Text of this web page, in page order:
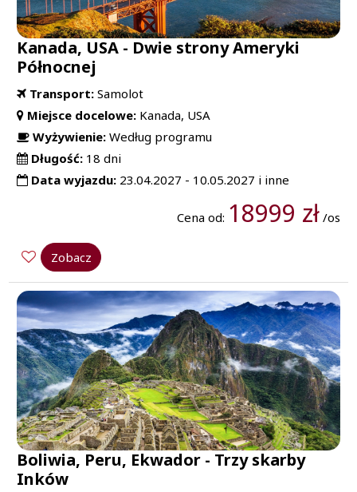
Kanada, USA - Dwie strony Ameryki
Północnej
Transport: Samolot
Miejsce docelowe: Kanada, USA
Wyżywienie: Według programu
Długość: 18 dni
Data wyjazdu: 23.04.2027 - 10.05.2027 i inne
Cena od: 18999 zł/os
Zobacz
Boliwia, Peru, Ekwador - Trzy skarby
Inków